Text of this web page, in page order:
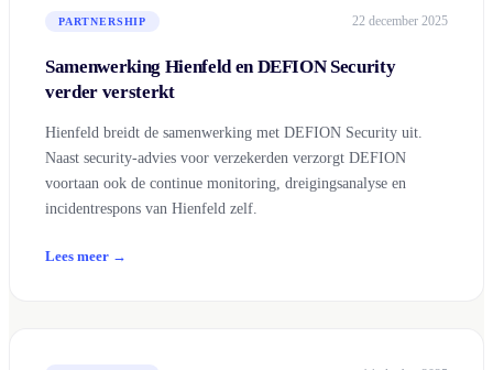
PARTNERSHIP 22 december 2025
Samenwerking Hienfeld en DEFION Security
verder versterkt
Hienfeld breidt de samenwerking met DEFION Security uit.
Naast security-advies voor verzekerden verzorgt DEFION
voortaan ook de continue monitoring, dreigingsanalyse en
incidentrespons van Hienfeld zelf.
Lees meer →